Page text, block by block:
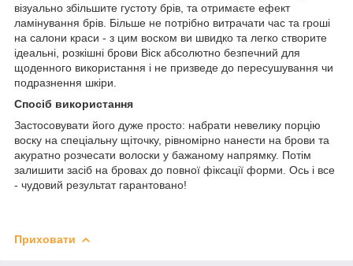
візуально збільшите густоту брів, та отримаєте ефект
ламінування брів. Більше не потрібно витрачати час та гроші
на салони краси - з цим воском ви швидко та легко створите
ідеальні, розкішні брови Віск абсолютно безпечний для
щоденного використання і не призведе до пересушування чи
подразнення шкіри.
Спосіб використання
Застосовувати його дуже просто: набрати невелику порцію
воску на спеціальну щіточку, рівномірно нанести на брови та
акуратно розчесати волоски у бажаному напрямку. Потім
залишити засіб на бровах до повної фіксації форми. Ось і все
- чудовий результат гарантовано!
Приховати